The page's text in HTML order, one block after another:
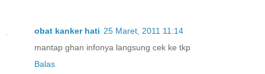
obat kanker hati 25 Maret, 2011 11:14
mantap ghan infonya langsung cek ke tkp
Balas